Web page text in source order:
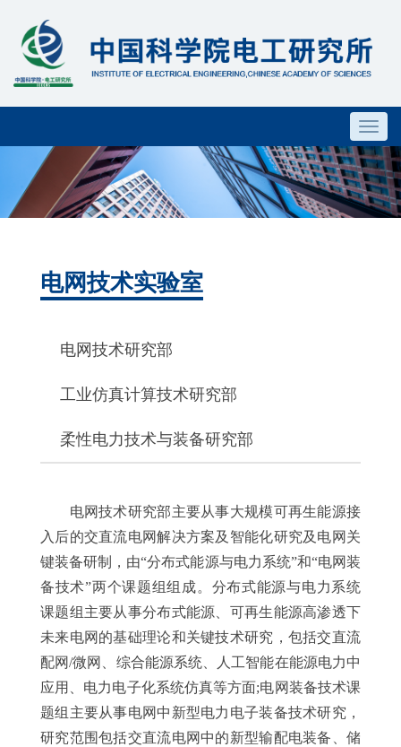
电网技术实验室
电网技术研究部
工业仿真计算技术研究部
柔性电力技术与装备研究部
电网技术研究部主要从事大规模可再生能源接
入后的交直流电网解决方案及智能化研究及电网关
键装备研制，由“分布式能源与电力系统”和“电网装
备技术”两个课题组组成。分布式能源与电力系统
课题组主要从事分布式能源、可再生能源高渗透下
未来电网的基础理论和关键技术研究，包括交直流
配网/微网、综合能源系统、人工智能在能源电力中
应用、电力电子化系统仿真等方面;电网装备技术课
题组主要从事电网中新型电力电子装备技术研究，
研究范围包括交直流电网中的新型输配电装备、储